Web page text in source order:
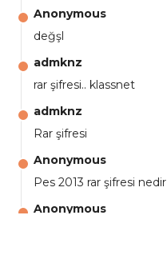
Anonymous
değşl
admknz
rar şifresi.. klassnet
admknz
Rar şifresi
Anonymous
Pes 2013 rar şifresi nedir
Anonymous